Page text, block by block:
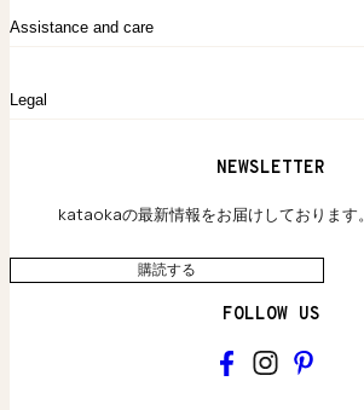
お問い合わせ
kataokaについて
Chronicles
Assistance and care
Legal
アクセシビリティ方針
NEWSLETTER
kataokaの最新情報をお届けしております。
購読する
FOLLOW US